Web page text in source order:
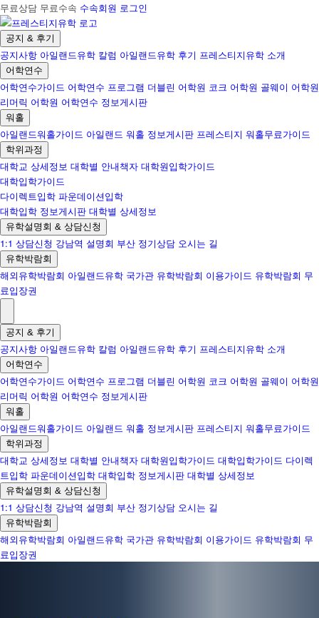
무료상담 무료수속 수속회원 로그인
공지 & 후기
공지사항 아일랜드유학 칼럼 아일랜드유학 후기 프레스티지유학 소개
어학연수
어학연수가이드 어학연수 프로그램 더블린 어학원 코크 어학원 골웨이 어학원
리머릭 어학원 어학연수 정보게시판
워홀
아일랜드워홀가이드 아일랜드 워홀 정보게시판 프레스티지 워홀무료가이드
학위과정
대학교 상세정보 대학별 안내책자 대학원입학가이드
대학입학가이드
다이렉트입학 파운데이션입학
대학입학 정보게시판 대학별 상세정보
유학설명회 & 상담신청
1:1 상담신청 강남역 설명회 부산 정기상담 오시는 길
유학박람회
해외유학박람회 아일랜드유학 국가관 유학박람회 이용가이드 유학박람회 무
료입장권
공지 & 후기
공지사항 아일랜드유학 칼럼 아일랜드유학 후기 프레스티지유학 소개
어학연수
어학연수가이드 어학연수 프로그램 더블린 어학원 코크 어학원 골웨이 어학원
리머릭 어학원 어학연수 정보게시판
워홀
아일랜드워홀가이드 아일랜드 워홀 정보게시판 프레스티지 워홀무료가이드
학위과정
대학교 상세정보 대학별 안내책자 대학원입학가이드 대학입학가이드 다이렉
트입학 파운데이션입학 대학입학 정보게시판 대학별 상세정보
유학설명회 & 상담신청
1:1 상담신청 강남역 설명회 부산 정기상담 오시는 길
유학박람회
해외유학박람회 아일랜드유학 국가관 유학박람회 이용가이드 유학박람회 무
료입장권